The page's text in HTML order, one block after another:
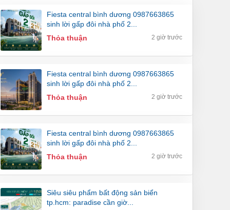
fiesta central bình dương 0987663865
sinh lời gấp đôi nhà phố 2...
Thỏa thuận
2 giờ trước
fiesta central bình dương 0987663865
sinh lời gấp đôi nhà phố 2...
Thỏa thuận
2 giờ trước
fiesta central bình dương 0987663865
sinh lời gấp đôi nhà phố 2...
Thỏa thuận
2 giờ trước
siêu siêu phẩm bất động sản biển
tp.hcm: paradise cần giờ...